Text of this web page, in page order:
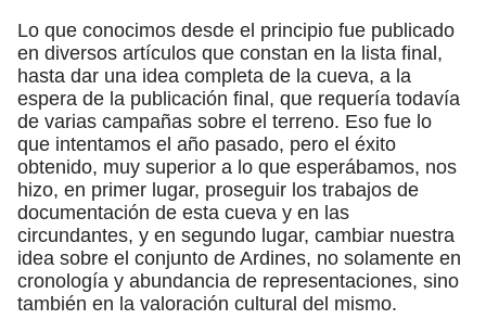
Lo que conocimos desde el principio fue publicado
en diversos artículos que constan en la lista final,
hasta dar una idea completa de la cueva, a la
espera de la publicación final, que requería todavía
de varias campañas sobre el terreno. Eso fue lo
que intentamos el año pasado, pero el éxito
obtenido, muy superior a lo que esperábamos, nos
hizo, en primer lugar, proseguir los trabajos de
documentación de esta cueva y en las
circundantes, y en segundo lugar, cambiar nuestra
idea sobre el conjunto de Ardines, no solamente en
cronología y abundancia de representaciones, sino
también en la valoración cultural del mismo.